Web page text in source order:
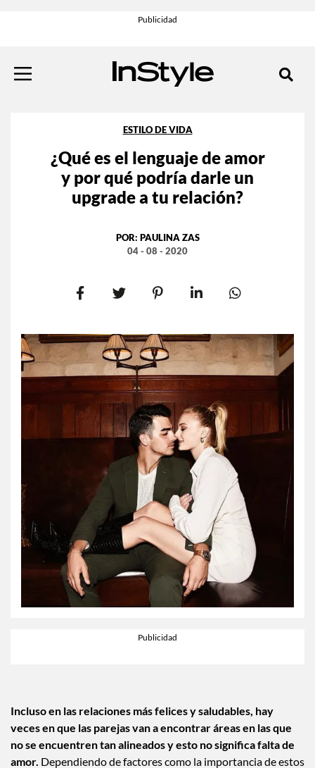
ESTILO DE VIDA
¿Qué es el lenguaje de amor
y por qué podría darle un
upgrade a tu relación?
POR: PAULINA ZAS
04 - 08 - 2020
Incluso en las relaciones más felices y saludables, hay
veces en que las parejas van a encontrar áreas en las que
no se encuentren tan alineados y esto no significa falta de